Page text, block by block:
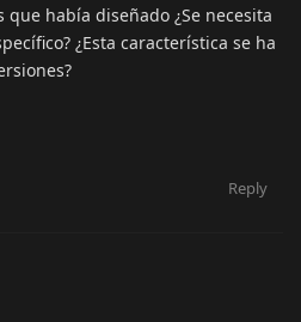
había diseñado ¿Se necesita
¿Esta característica se ha
Reply